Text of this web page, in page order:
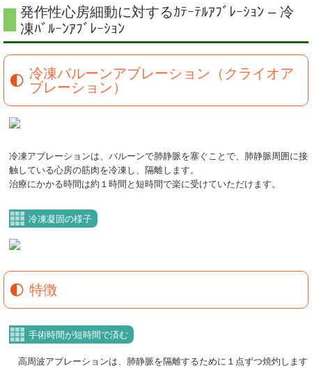
発作性心房細動に対するｶﾃｰﾃﾙｱﾌﾞﾚｰｼｮﾝ – 冷
凍ﾊﾞﾙｰﾝｱﾌﾞﾚｰｼｮﾝ
冷凍バルーンアブレーション（クライオア
ブレーション）
冷凍アブレーションは、バルーンで肺静脈を塞ぐことで、肺静脈周囲に接
触している心房の筋肉を冷凍し、隔離します。
治療にかかる時間は約１時間と短時間で楽に受けていただけます。
冷凍凝固の様子
特徴
手術時間が短時間で済む
高周波アブレーションは、肺静脈を隔離するために１点ずつ焼灼します